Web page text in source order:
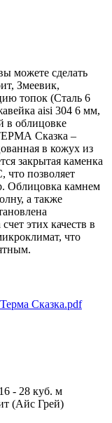
можете сделать
Змеевик,
топок (Сталь 6
aisi 304 6 мм,
в облицовке
Сказка –
в кожух из
закрытая каменка
что позволяет
Облицовка камнем
а также
этих качеств в
что
Сказка.pdf
16 - 28 куб. м
(Айс Грей)